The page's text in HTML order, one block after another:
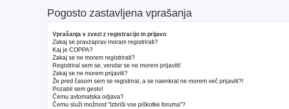
Pogosto zastavljena vprašanja
Vprašanja v zvezi z registracijo in prijavo
Zakaj se pravzaprav moram registrirati?
Kaj je COPPA?
Zakaj se ne morem registrirati?
Registriral sem se, vendar se ne morem prijaviti!
Zakaj se ne morem prijaviti?
Že pred časom sem se registriral, a se naenkrat ne morem več prijaviti?!
Pozabil sem geslo!
Čemu avtomatska odjava?
Čemu služi možnost "Izbriši vse piškotke foruma"?